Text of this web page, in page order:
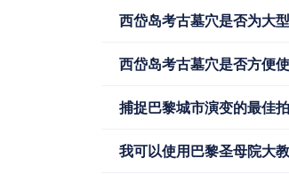
西岱岛考古墓穴是否为大
西岱岛考古墓穴是否方便
捕捉巴黎城市演变的最佳
我可以使用巴黎圣母院大